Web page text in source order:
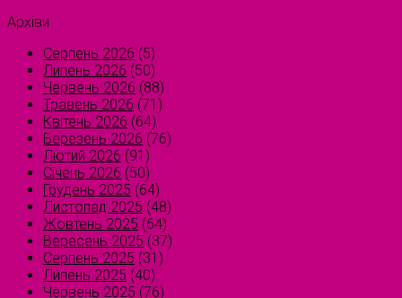
Архіви
Серпень 2026 (5)
Липень 2026 (50)
Червень 2026 (88)
Травень 2026 (71)
Квітень 2026 (64)
Березень 2026 (76)
Лютий 2026 (91)
Січень 2026 (50)
Грудень 2025 (64)
Листопад 2025 (48)
Жовтень 2025 (64)
Вересень 2025 (37)
Серпень 2025 (31)
Липень 2025 (40)
Червень 2025 (76)